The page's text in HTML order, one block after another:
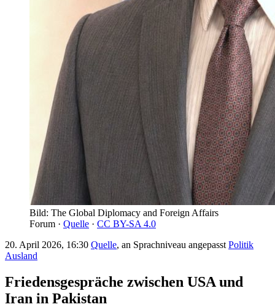
Bild: The Global Diplomacy and Foreign Affairs
Forum · Quelle · CC BY-SA 4.0
20. April 2026, 16:30 Quelle, an Sprachniveau angepasst Politik
Ausland
Friedensgespräche zwischen USA und
Iran in Pakistan